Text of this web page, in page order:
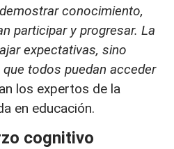
conocimiento,
participar y progresar. La
expectativas, sino
todos puedan acceder
los expertos de la
en educación.
cognitivo